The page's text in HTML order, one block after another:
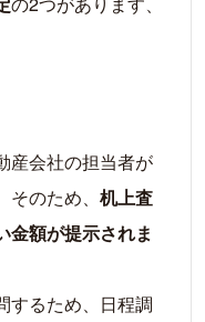
産会社の担当者が
のため、 机上査
金額が提示されま
するため、日程調